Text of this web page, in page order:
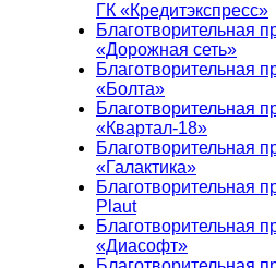
ГК «Кредитэкспресс»
Благотворительная
«Дорожная сеть»
Благотворительная
«Болта»
Благотворительная
«Квартал-18»
Благотворительная
«Галактика»
Благотворительная
Plaut
Благотворительная
«Диасофт»